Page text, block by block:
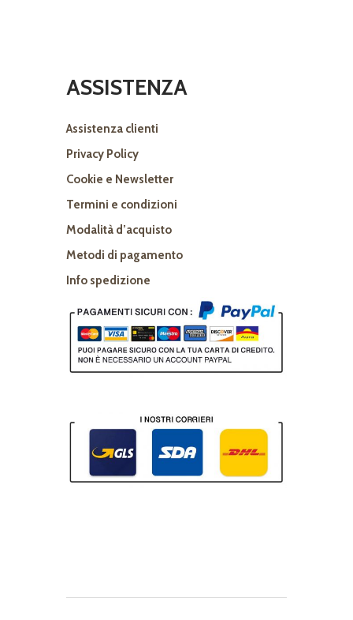
ASSISTENZA
Assistenza clienti
Privacy Policy
Cookie e Newsletter
Termini e condizioni
Modalità d’acquisto
Metodi di pagamento
Info spedizione